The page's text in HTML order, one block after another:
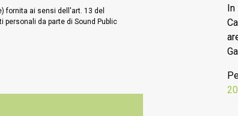
fornita ai sensi dell'art. 13 del
da parte di Sound Public
In